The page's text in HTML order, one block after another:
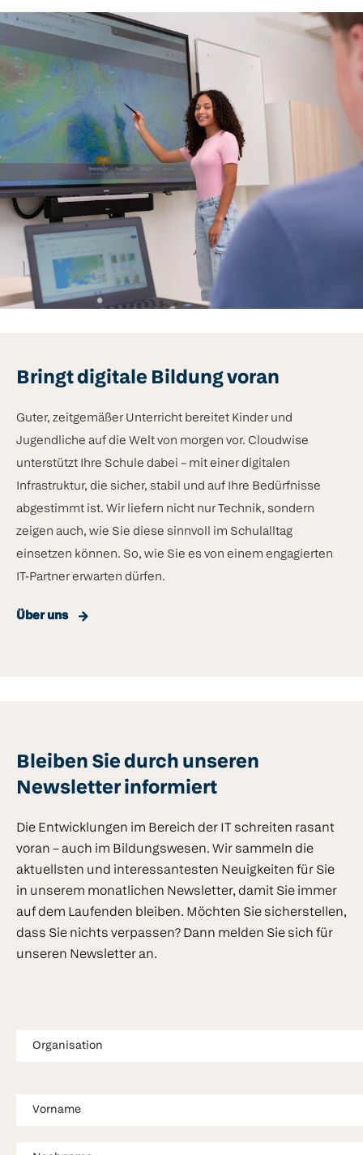
Bringt digitale Bildung voran
Guter, zeitgemäßer Unterricht bereitet Kinder und
Jugendliche auf die Welt von morgen vor. Cloudwise
unterstützt Ihre Schule dabei – mit einer digitalen
Infrastruktur, die sicher, stabil und auf Ihre Bedürfnisse
abgestimmt ist. Wir liefern nicht nur Technik, sondern
zeigen auch, wie Sie diese sinnvoll im Schulalltag
einsetzen können. So, wie Sie es von einem engagierten
IT-Partner erwarten dürfen.
Über uns
Bleiben Sie durch unseren
Newsletter informiert
Die Entwicklungen im Bereich der IT schreiten rasant
voran – auch im Bildungswesen. Wir sammeln die
aktuellsten und interessantesten Neuigkeiten für Sie
in unserem monatlichen Newsletter, damit Sie immer
auf dem Laufenden bleiben. Möchten Sie sicherstellen,
dass Sie nichts verpassen? Dann melden Sie sich für
unseren Newsletter an.